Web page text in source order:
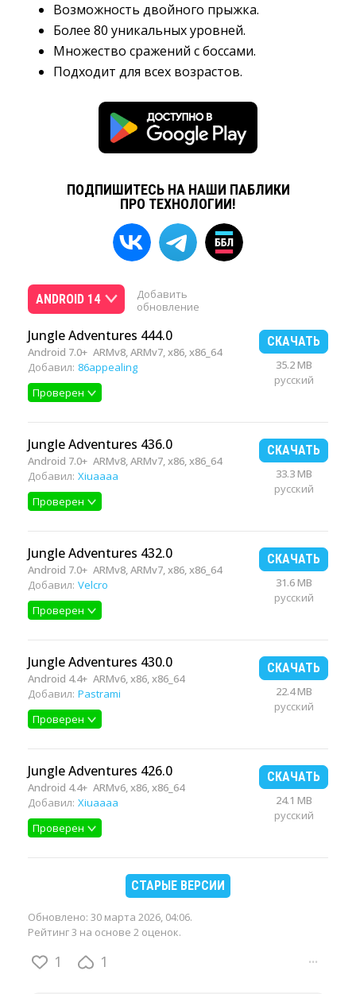
Возможность двойного прыжка.
Более 80 уникальных уровней.
Множество сражений с боссами.
Подходит для всех возрастов.
ПОДПИШИТЕСЬ НА НАШИ ПАБЛИКИ
ПРО ТЕХНОЛОГИИ!
ANDROID 14
Добавить
обновление
Jungle Adventures 444.0
Android 7.0+ ARMv8, ARMv7, x86, x86_64
Добавил: 86appealing
Проверен
СКАЧАТЬ
35.2 MB
русский
Jungle Adventures 436.0
Android 7.0+ ARMv8, ARMv7, x86, x86_64
Добавил: Xiuaaaa
Проверен
СКАЧАТЬ
33.3 MB
русский
Jungle Adventures 432.0
Android 7.0+ ARMv8, ARMv7, x86, x86_64
Добавил: Velcro
Проверен
СКАЧАТЬ
31.6 MB
русский
Jungle Adventures 430.0
Android 4.4+ ARMv6, x86, x86_64
Добавил: Pastrami
Проверен
СКАЧАТЬ
22.4 MB
русский
Jungle Adventures 426.0
Android 4.4+ ARMv6, x86, x86_64
Добавил: Xiuaaaa
Проверен
СКАЧАТЬ
24.1 MB
русский
СТАРЫЕ ВЕРСИИ
Обновлено: 30 марта 2026, 04:06.
Рейтинг 3 на основе 2 оценок.
1 1 ···